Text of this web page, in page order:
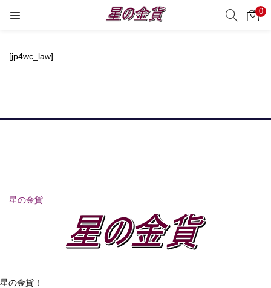
0
サーチ
[jp4wc_law]
星の金貨
星の金貨！
Enter your username and password to login.